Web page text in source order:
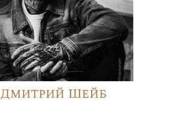
Дмитрий Шейб